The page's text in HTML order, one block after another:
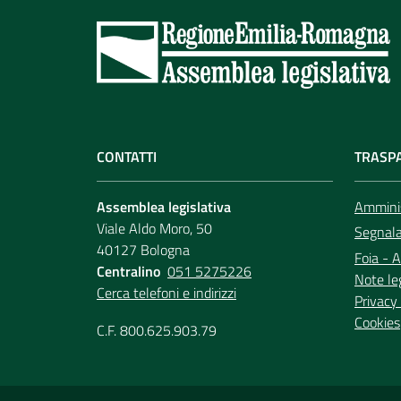
CONTATTI
Assemblea legislativa
Viale Aldo Moro, 50
40127 Bologna
Centralino 051 5275226
Cerca telefoni e indirizzi
C.F. 800.625.903.79
Foia -
Note
Cookies